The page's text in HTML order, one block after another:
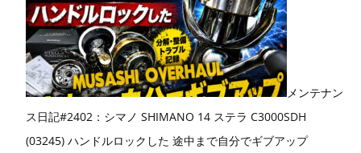
メンテナン
ス日記#2402：シマノ SHIMANO 14 ステラ C3000SDH
(03245) ハンドルロックした 途中まで自分でギブアップ